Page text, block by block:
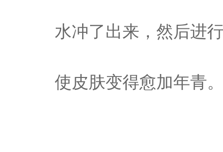
水冲了出来，然后进
使皮肤变得愈加年青